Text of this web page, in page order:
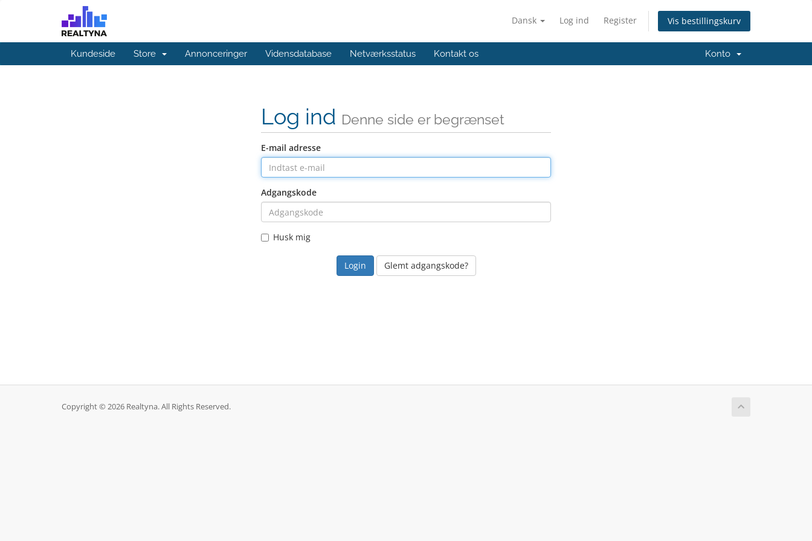
Dansk Log ind Register Vis bestillingskurv
Kundeside Store Annonceringer Vidensdatabase Netværksstatus Kontakt os Konto
Log ind Denne side er begrænset
E-mail adresse
Adgangskode
Husk mig
Glemt adgangskode?
Copyright © 2026 Realtyna. All Rights Reserved.